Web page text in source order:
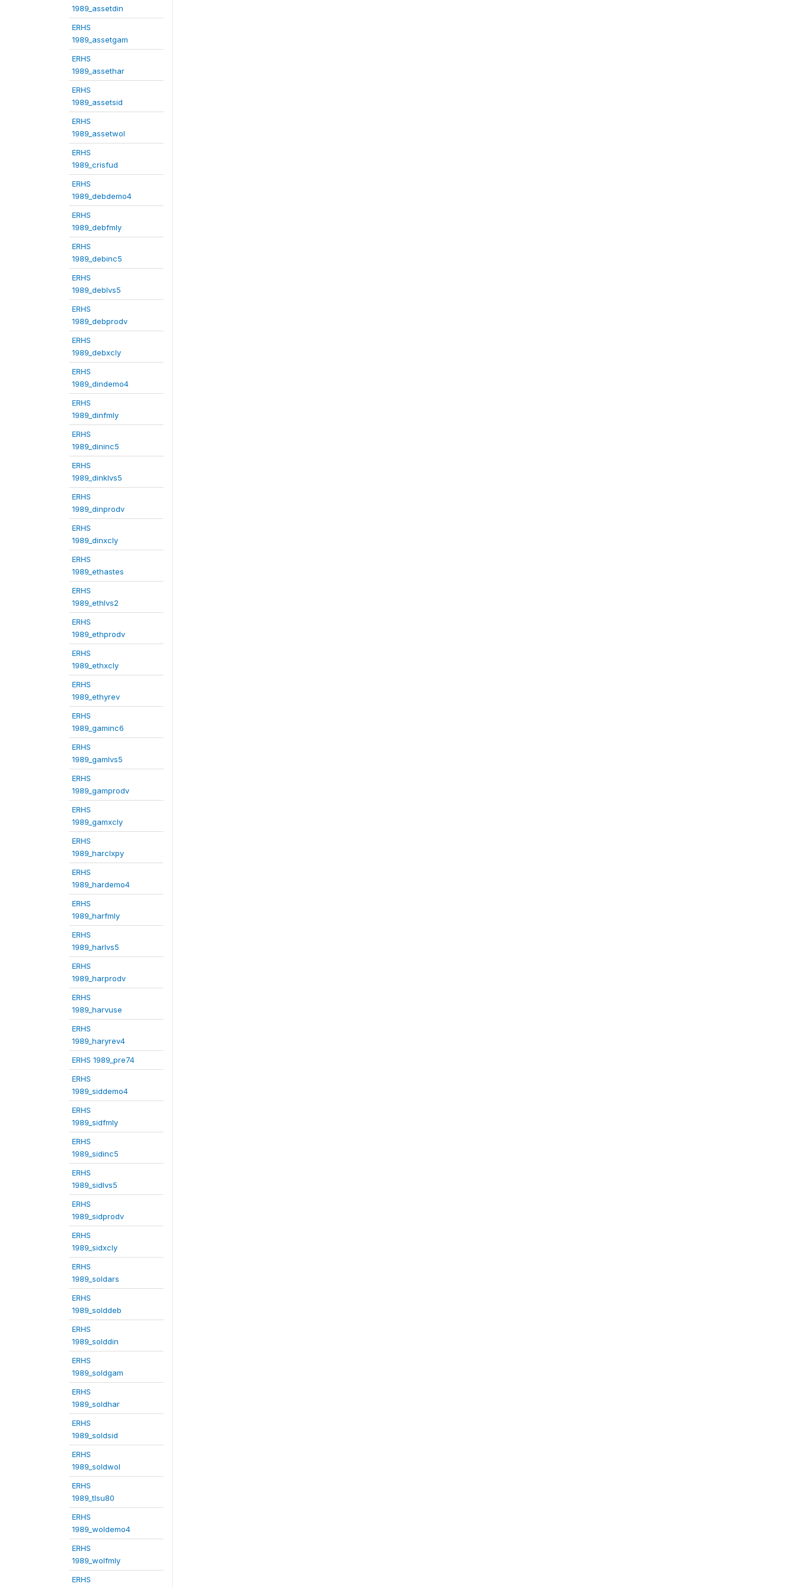
1989_assetdin
ERHS
1989_assetgam
ERHS
1989_assethar
ERHS
1989_assetsid
ERHS
1989_assetwol
ERHS
1989_crisfud
ERHS
1989_debdemo4
ERHS
1989_debfmly
ERHS
1989_debinc5
ERHS
1989_deblvs5
ERHS
1989_debprodv
ERHS
1989_debxcly
ERHS
1989_dindemo4
ERHS
1989_dinfmly
ERHS
1989_dininc5
ERHS
1989_dinklvs5
ERHS
1989_dinprodv
ERHS
1989_dinxcly
ERHS
1989_ethastes
ERHS
1989_ethlvs2
ERHS
1989_ethprodv
ERHS
1989_ethxcly
ERHS
1989_ethyrev
ERHS
1989_gaminc6
ERHS
1989_gamlvs5
ERHS
1989_gamprodv
ERHS
1989_gamxcly
ERHS
1989_harclxpy
ERHS
1989_hardemo4
ERHS
1989_harfmly
ERHS
1989_harlvs5
ERHS
1989_harprodv
ERHS
1989_harvuse
ERHS
1989_haryrev4
ERHS 1989_pre74
ERHS
1989_siddemo4
ERHS
1989_sidfmly
ERHS
1989_sidinc5
ERHS
1989_sidlvs5
ERHS
1989_sidprodv
ERHS
1989_sidxcly
ERHS
1989_soldars
ERHS
1989_solddeb
ERHS
1989_solddin
ERHS
1989_soldgam
ERHS
1989_soldhar
ERHS
1989_soldsid
ERHS
1989_soldwol
ERHS
1989_tlsu80
ERHS
1989_woldemo4
ERHS
1989_wolfmly
ERHS